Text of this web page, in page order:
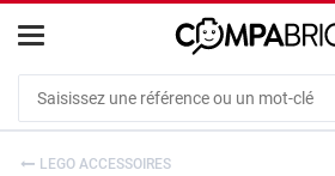
LEGO ACCESSOIRES
Cookies management panel